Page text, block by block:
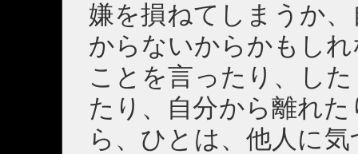
嫌を損ねてしまうか
からないからかもし
ことを言ったり、し
たり、自分から離れ
ら、ひとは、他人に